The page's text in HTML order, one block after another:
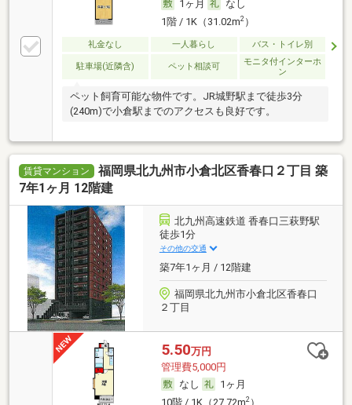
1ヶ月
なし
1階 / 1K（31.02m2）
礼金なし 一人暮らし バス・トイレ別
駐車場(近隣含) ペット相談可
モニタ付インターホ
ン
ペット飼育可能な物件です。JR城野駅まで徒歩3分
(240m)で小倉駅までのアクセスも良好です。
賃貸マンション
福岡県北九州市小倉北区香春口２丁目 築
7年1ヶ月 12階建
北九州高速鉄道 香春口三萩野駅
徒歩1分
その他の交通
築7年1ヶ月 / 12階建
福岡県北九州市小倉北区香春口
２丁目
5.50万円
管理費5,000円
なし
1ヶ月
10階 / 1K（27.72m2）